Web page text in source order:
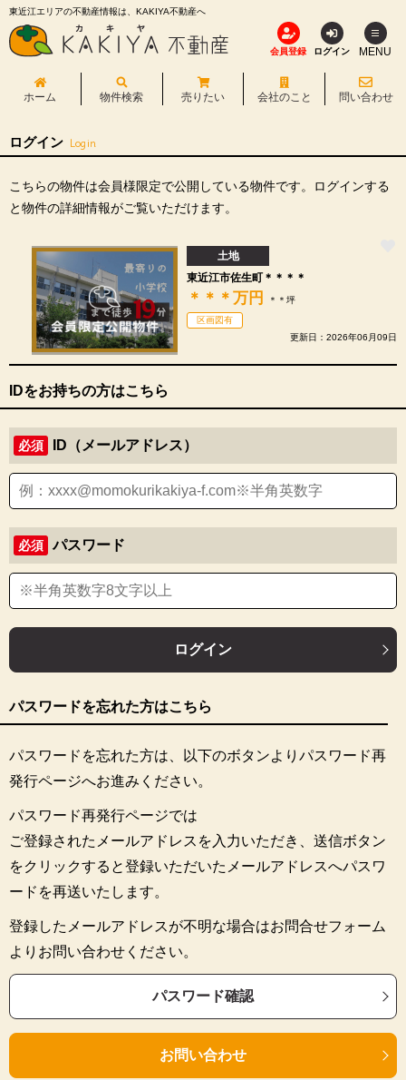
東近江エリアの不動産情報は、KAKIYA不動産へ
会員登録 ログイン MENU
ホーム 物件検索 売りたい 会社のこと 問い合わせ
ログイン Login
こちらの物件は会員様限定で公開している物件です。ログインする
と物件の詳細情報がご覧いただけます。
土地
東近江市佐生町＊＊＊＊
＊＊＊万円
＊＊坪
区画図有
更新日：2026年06月09日
IDをお持ちの方はこちら
必須 ID（メールアドレス）
必須 パスワード
ログイン
パスワードを忘れた方はこちら
パスワードを忘れた方は、以下のボタンよりパスワード再
発行ページへお進みください。
パスワード再発行ページでは
ご登録されたメールアドレスを入力いただき、送信ボタン
をクリックすると登録いただいたメールアドレスへパスワ
ードを再送いたします。
登録したメールアドレスが不明な場合はお問合せフォーム
よりお問い合わせください。
パスワード確認
お問い合わせ